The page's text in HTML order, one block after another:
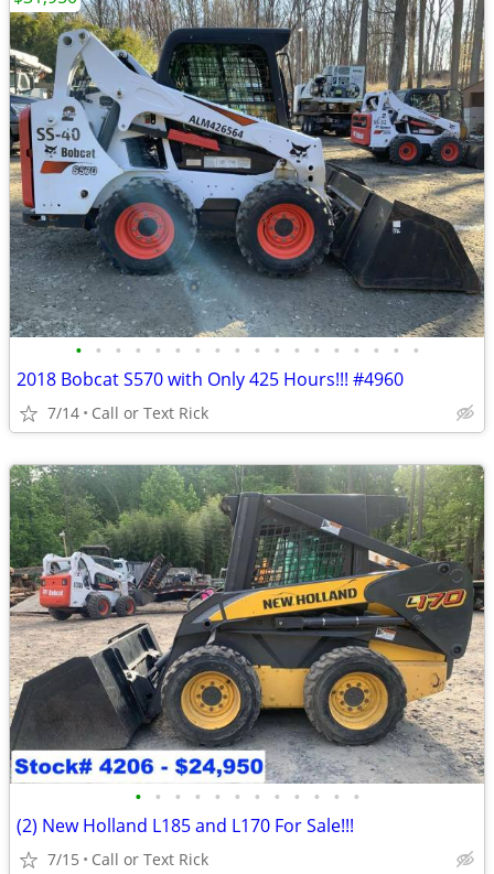
• • • • • • • • • • • • • • • • • •
2018 Bobcat S570 with Only 425 Hours!!! #4960
7/14 Call or Text Rick
• • • • • • • • • • • •
(2) New Holland L185 and L170 For Sale!!!
7/15 Call or Text Rick